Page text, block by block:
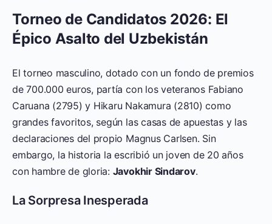
Torneo de Candidatos 2026: El
Épico Asalto del Uzbekistán
El torneo masculino, dotado con un fondo de premios
de 700.000 euros, partía con los veteranos Fabiano
Caruana (2795) y Hikaru Nakamura (2810) como
grandes favoritos, según las casas de apuestas y las
declaraciones del propio Magnus Carlsen. Sin
embargo, la historia la escribió un joven de 20 años
con hambre de gloria: Javokhir Sindarov.
La Sorpresa Inesperada